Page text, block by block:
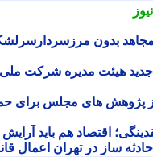
بدون
هیئت مدیره شرکت ملی
های مجلس برای
اقتصاد هم باید آرایش